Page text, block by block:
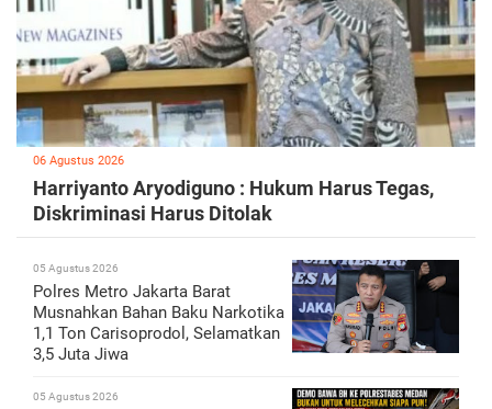
06 Agustus 2026
Harriyanto Aryodiguno : Hukum Harus Tegas,
Diskriminasi Harus Ditolak
05 Agustus 2026
Polres Metro Jakarta Barat
Musnahkan Bahan Baku Narkotika
1,1 Ton Carisoprodol, Selamatkan
3,5 Juta Jiwa
05 Agustus 2026